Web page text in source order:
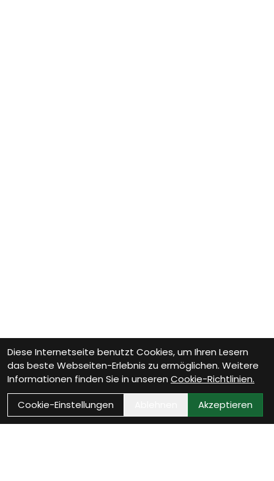
Diese Internetseite benutzt Cookies, um Ihren Lesern
das beste Webseiten-Erlebnis zu ermöglichen. Weitere
Informationen finden Sie in unseren Cookie-Richtlinien.
Cookie-Einstellungen
Akzeptieren